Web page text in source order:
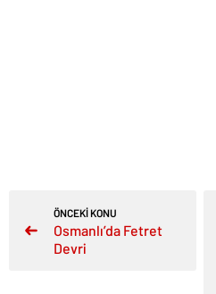
ÖNCEKİ KONU
Osmanlı’da Fetret
Devri